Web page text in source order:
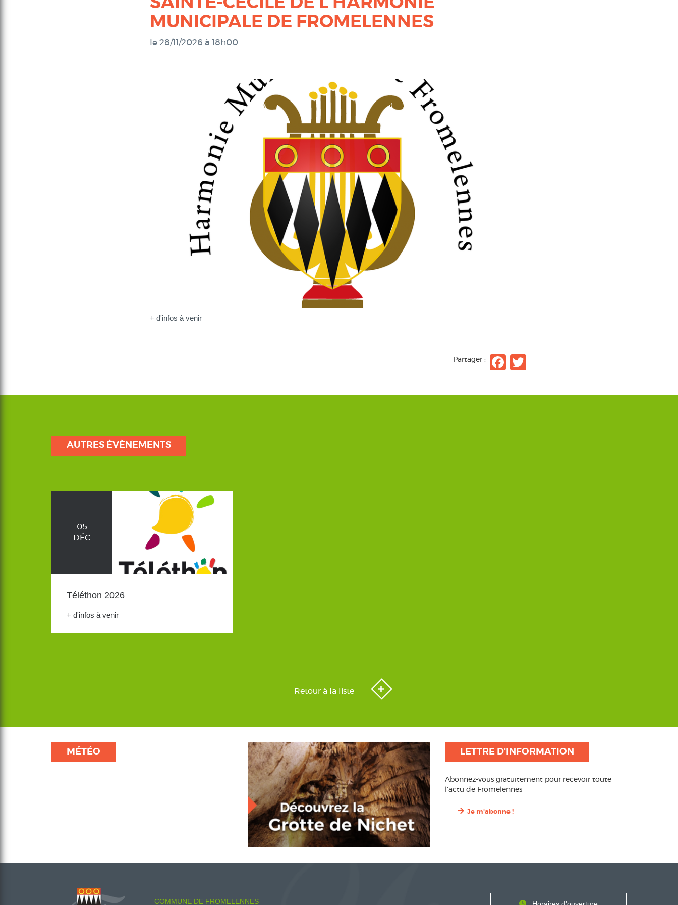
MUNICIPALE DE FROMELENNES
le 28/11/2026 à 18h00
+ d'infos à venir
Partager : Facebook
AUTRES ÉVÈNEMENTS
05
DÉC
Téléthon 2026
+ d'infos à venir
Retour à la liste
MÉTÉO LETTRE D'INFORMATION
Abonnez-vous gratuitement pour recevoir toute
l’actu de Fromelennes
Je m'abonne !
COMMUNE DE FROMELENNES
Horaires